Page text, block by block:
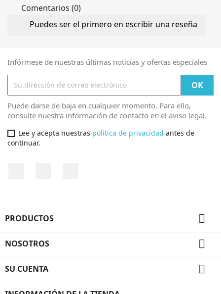
Comentarios (0)
Puedes ser el primero en escribir una reseña
Infórmese de nuestras últimas noticias y ofertas especiales
Puede darse de baja en cualquier momento. Para ello,
consulte nuestra información de contacto en el aviso legal.
Lee y acepta nuestras política de privacidad antes de
continuar.
PRODUCTOS 
NOSOTROS 
SU CUENTA 